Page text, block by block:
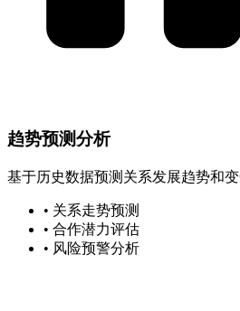
趋势预测分析
基于历史数据预测关系发展趋势和
• 关系走势预测
• 合作潜力评估
• 风险预警分析